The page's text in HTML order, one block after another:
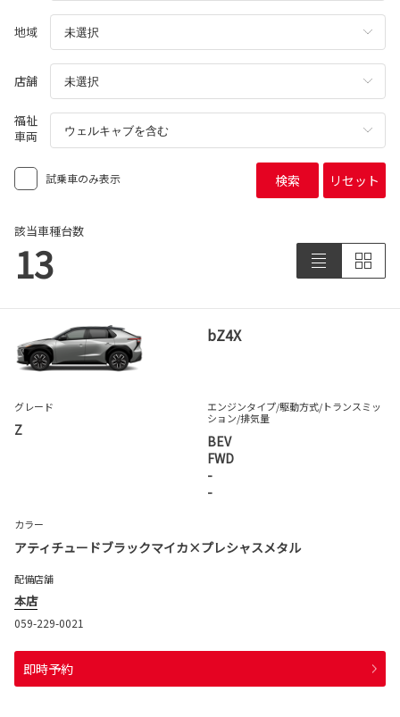
地域
店舗
福祉
車両
試乗車のみ表示 検索 リセット
該当車種台数
13
bZ4X
グレード
Z
エンジンタイプ/駆動方式/トランスミッ
ション/排気量
BEV
FWD
-
-
カラー
アティチュードブラックマイカ×プレシャスメタル
配備店舗
本店
059-229-0021
即時予約